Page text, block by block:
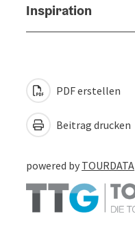
Inspiration
PDF erstellen
Beitrag drucken
powered by TOURDATA